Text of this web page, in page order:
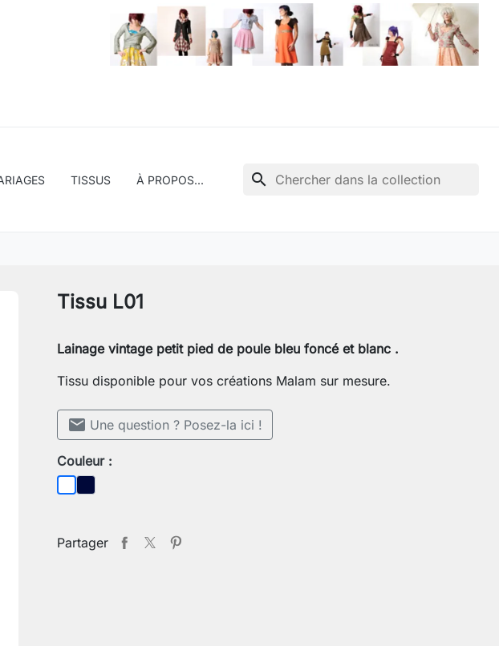
TISSUS À PROPOS... search
Tissu L01
Lainage vintage petit pied de poule bleu foncé et blanc .
Tissu disponible pour vos créations Malam sur mesure.
mail Une question ? Posez-la ici !
Couleur :
BlancBleu foncé
Partager